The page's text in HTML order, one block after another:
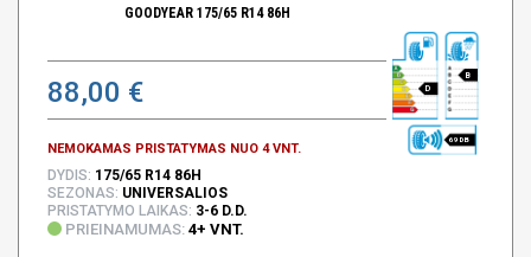
GOODYEAR 175/65 R14 86H
88,00 €
NEMOKAMAS PRISTATYMAS NUO 4 VNT.
D
B
69 DB
DYDIS: 175/65 R14 86H
SEZONAS: UNIVERSALIOS
PRISTATYMO LAIKAS: 3-6 D.D.
PRIEINAMUMAS: 4+ VNT.